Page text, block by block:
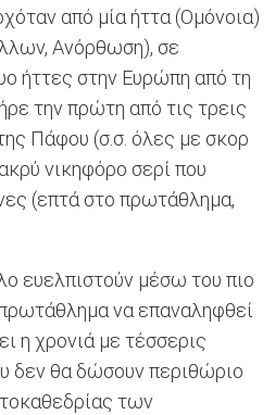
από μία ήττα (Ομόνοια)
Ανόρθωση), σε
ήττες στην Ευρώπη από τη
την πρώτη από τις τρεις
Πάφου (σ.σ. όλες με σκορ
νικηφόρο σερί που
(επτά στο πρωτάθλημα,
ευελπιστούν μέσω του πιο
να επαναληφθεί
η χρονιά με τέσσερις
δεν θα δώσουν περιθώριο
των